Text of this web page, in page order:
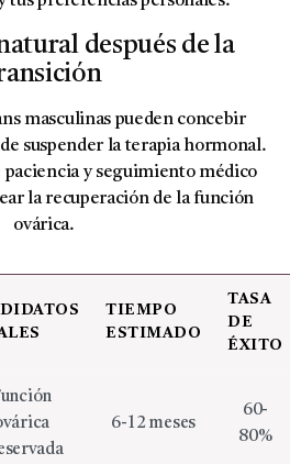
después de la
masculinas pueden concebir
suspender la terapia hormonal.
paciencia y seguimiento médico
la recuperación de la función
ovárica.
TIEMPO
ESTIMADO
TASA
DE
ÉXITO
6-12 meses
60-
80%